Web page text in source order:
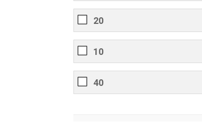
20
10
40